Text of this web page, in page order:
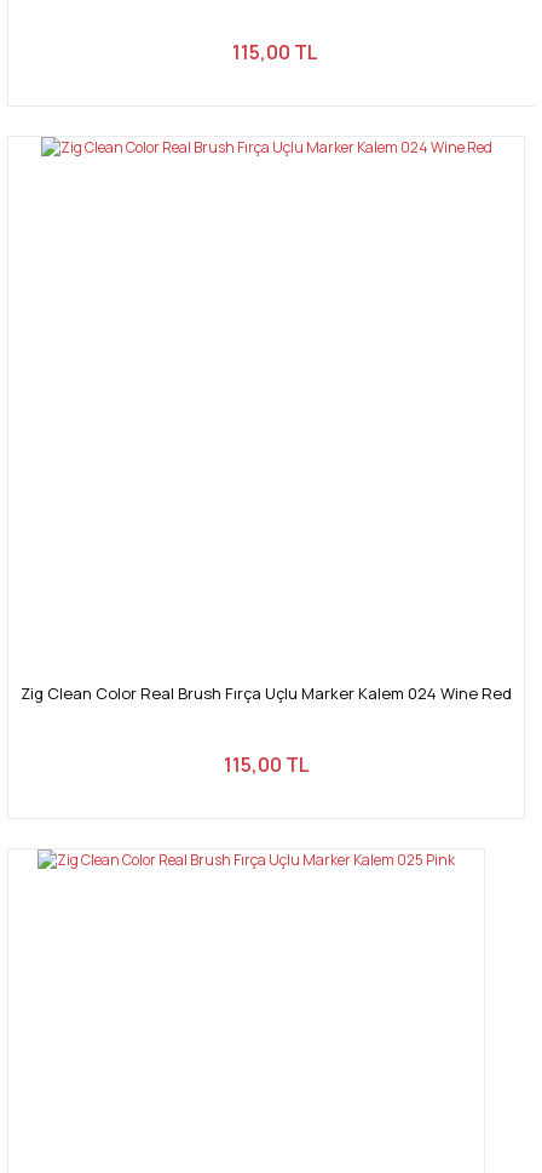
115,00 TL
Zig Clean Color Real Brush Fırça Uçlu Marker Kalem 024 Wine Red
115,00 TL